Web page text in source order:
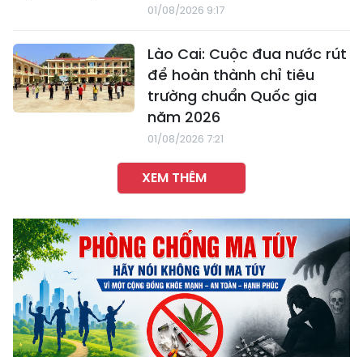
01/08/2026 9:17
Lào Cai: Cuộc đua nước rút
để hoàn thành chỉ tiêu
trường chuẩn Quốc gia
năm 2026
01/08/2026 7:21
XEM THÊM